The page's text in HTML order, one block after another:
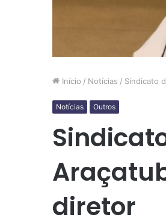
Início / Notícias / Sindicato
Notícias Outros
diretor